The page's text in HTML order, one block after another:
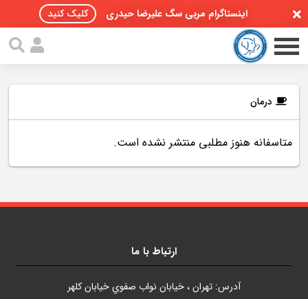
اینستاگرام مربی سگ علیرضا حیدری کلیک کنید
صفحه اصلی
پادکست سگ ها
درمان
متاسفانه هنوز مطلبی منتشر نشده است.
ارتباط با ما
آدرس: تهران ، خيابان نواب صفوي خيابان کلهر